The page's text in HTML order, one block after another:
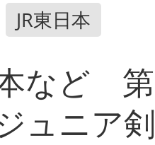
JR東日本
など
ュニア